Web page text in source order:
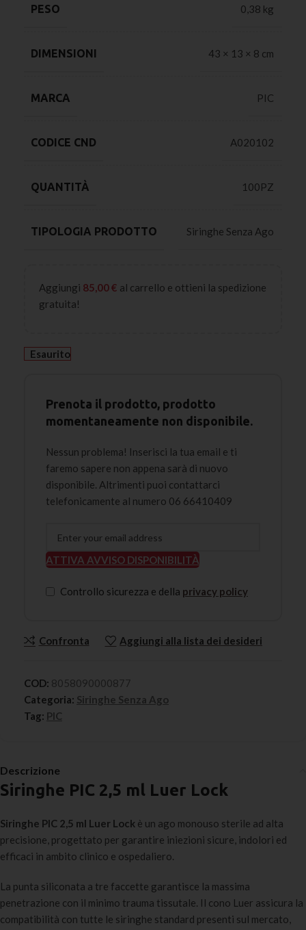
PESO 0,38 kg
DIMENSIONI 43 × 13 × 8 cm
MARCA PIC
CODICE CND A020102
QUANTITÀ 100PZ
TIPOLOGIA PRODOTTO Siringhe Senza Ago
Aggiungi 85,00€ al carrello e ottieni la spedizione
gratuita!
Esaurito
Prenota il prodotto, prodotto
momentaneamente non disponibile.
Nessun problema! Inserisci la tua email e ti
faremo sapere non appena sarà di nuovo
disponibile. Altrimenti puoi contattarci
telefonicamente al numero 06 66410409
ATTIVA AVVISO DISPONIBILITÀ
Controllo sicurezza e della privacy policy
Confronta Aggiungi alla lista dei desideri
COD: 8058090000877
Categoria: Siringhe Senza Ago
Tag: PIC
Descrizione
Siringhe PIC 2,5 ml Luer Lock
Siringhe PIC 2,5 ml Luer Lock è un ago monouso sterile ad alta
precisione, progettato per garantire iniezioni sicure, indolori ed
efficaci in ambito clinico e ospedaliero.
La punta siliconata a tre faccette garantisce la massima
penetrazione con il minimo trauma tissutale. Il cono Luer assicura la
compatibilità con tutte le siringhe standard presenti sul mercato,